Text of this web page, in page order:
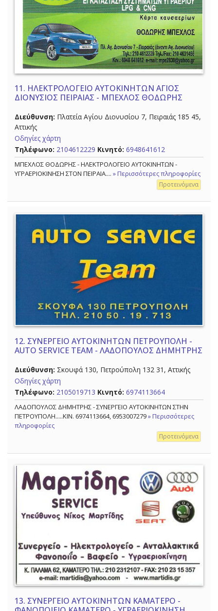
11. ΗΛΕΚΤΡΟΛΟΓΕΙΟ ΑΥΤΟΚΙΝΗΤΩΝ ΑΓΙΟΣ
ΔΙΟΝΥΣΙΟΣ ΠΕΙΡΑΙΑΣ - ΜΠΕΧΛΟΣ ΘΟΔΩΡΗΣ
Διεύθυνση: Πλατεία Αγίου Διονυσίου 7, Πειραιάς 185 45,
Αττικής
Οδηγίες χάρτη
Τηλέφωνο: 2104612229 Κινητό: 6948641612
ΜΠΕΧΛΟΣ ΘΟΔΩΡΗΣ - ΗΛΕΚΤΡΟΛΟΓΕΙΟ ΑΥΤΟΚΙΝΗΤΩΝ -
ΥΓΡΑΕΡΙΟΚΙΝΗΣΗ ΣΤΟΝ ΠΕΙΡΑΙΑ.... » Περισσότερες πληροφορίες
Προτεινόμενα
12. ΣΥΝΕΡΓΕΙΟ ΑΥΤΟΚΙΝΗΤΩΝ ΠΕΤΡΟΥΠΟΛΗ -
AUTO SERVICE TEAM - ΛΑΔΟΠΟΥΛΟΣ ΔΗΜΗΤΡΗΣ
Διεύθυνση: Σκουφά 130, Πετρούπολη 132 31, Αττικής
Οδηγίες χάρτη
Τηλέφωνο: 2105019713 Κινητό: 6974113664
ΛΑΔΟΠΟΥΛΟΣ ΔΗΜΗΤΡΗΣ - ΣΥΝΕΡΓΕΙΟ ΑΥΤΟΚΙΝΗΤΩΝ ΣΤΗΝ
ΠΕΤΡΟΥΠΟΛΗ.....ΚΙΝ. 6974113664, 6953007279» Περισσότερες
πληροφορίες
Προτεινόμενα
13. ΣΥΝΕΡΓΕΙΟ ΑΥΤΟΚΙΝΗΤΩΝ ΚΑΜΑΤΕΡΟ -